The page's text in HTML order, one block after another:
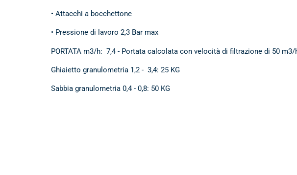
• Attacchi a bocchettone
• Pressione di lavoro 2,3 Bar max
PORTATA m3/h: 7,4 - Portata calcolata con velocità di filtrazione di 50
Ghiaietto granulometria 1,2 - 3,4: 25 KG
Sabbia granulometria 0,4 - 0,8: 50 KG